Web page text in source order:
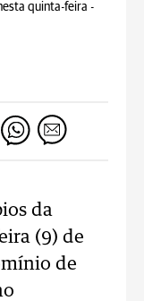
quinta-feira -
da
(9) de
de